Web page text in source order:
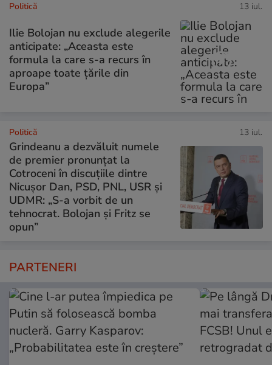
Politică 13 iul.
Ilie Bolojan nu exclude alegerile
anticipate: „Aceasta este
formula la care s-a recurs în
aproape toate ţările din
Europa”
Politică 13 iul.
Grindeanu a dezvăluit numele
de premier pronunțat la
Cotroceni în discuțiile dintre
Nicușor Dan, PSD, PNL, USR și
UDMR: „S-a vorbit de un
tehnocrat. Bolojan și Fritz se
opun”
PARTENERI